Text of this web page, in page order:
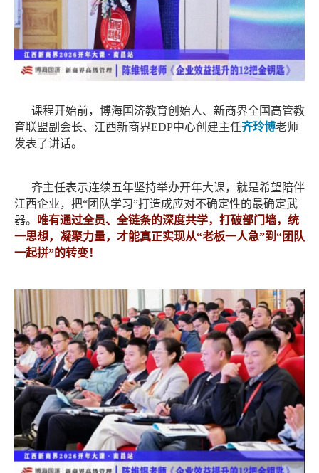
课程开始前，博海国济教育创始人、新商界全国高管教
育联盟副会长、江西新商界EDP中心创建主任齐玲博老师
发表了讲话。
齐主任表示连续五年坚持举办开年大课，就是希望陪伴
江西企业，把“团队学习”打造成应对不确定性的最确定武
器。
唯有通过全员、全链条的深度共学，打破部门墙，统
一思想，凝聚力量，才能真正实现从“老板一人急”到“团队
一起拼”的转变！